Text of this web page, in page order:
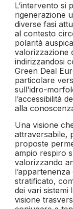
L’intervento si
rigenerazione
diverse fasi
al contesto
polarità
valorizzazione
indirizzandosi
Green Deal
particolare
sull’idro-
l’accessibilità
alla
Una visione
attraversabile,
proposte
ampio respiro
valorizzando
stratificato,
dei vari sistemi
visione